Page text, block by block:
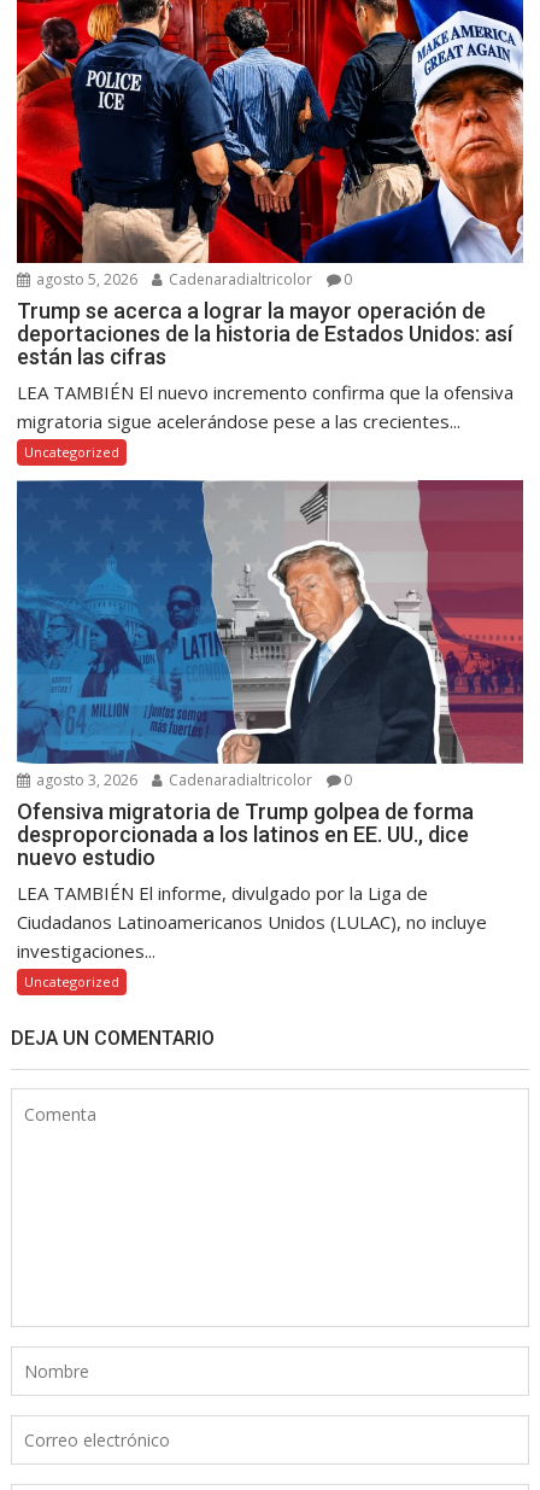
agosto 5, 2026 Cadenaradialtricolor 0
Trump se acerca a lograr la mayor operación de
deportaciones de la historia de Estados Unidos: así
están las cifras
LEA TAMBIÉN El nuevo incremento confirma que la ofensiva
migratoria sigue acelerándose pese a las crecientes...
Uncategorized
agosto 3, 2026 Cadenaradialtricolor 0
Ofensiva migratoria de Trump golpea de forma
desproporcionada a los latinos en EE. UU., dice
nuevo estudio
LEA TAMBIÉN El informe, divulgado por la Liga de
Ciudadanos Latinoamericanos Unidos (LULAC), no incluye
investigaciones...
Uncategorized
DEJA UN COMENTARIO